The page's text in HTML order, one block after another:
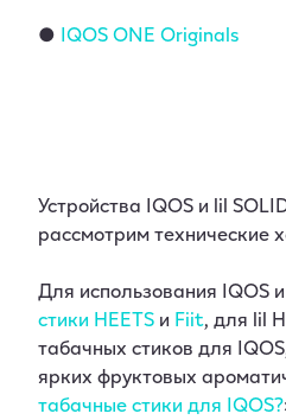
● IQOS ONE Originals
Устройства IQOS и lil
рассмотрим технические
Для использования IQOS
стики HEETS и Fiit, для lil
табачных стиков для
ярких фруктовых
табачные стики для IQOS?